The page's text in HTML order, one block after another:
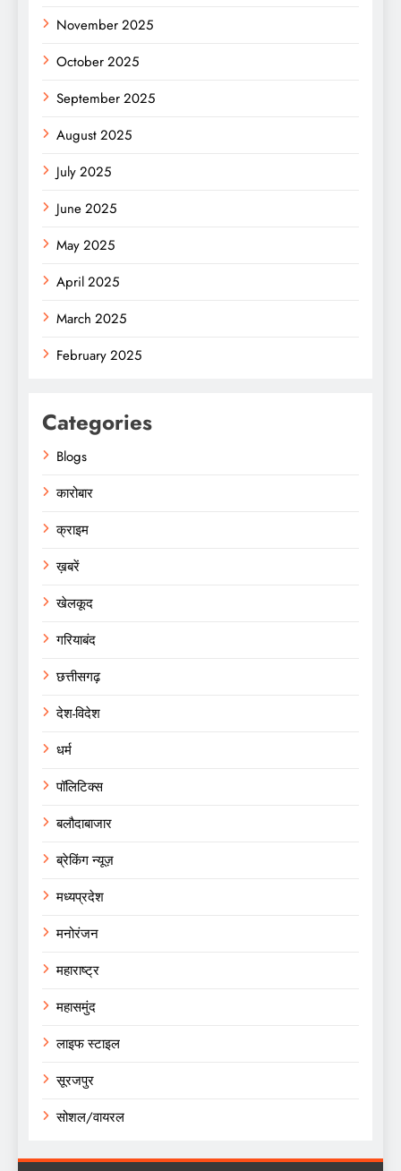
November 2025
October 2025
September 2025
August 2025
July 2025
June 2025
May 2025
April 2025
March 2025
February 2025
Categories
Blogs
कारोबार
क्राइम
ख़बरें
खेलकूद
गरियाबंद
छत्तीसगढ़
देश-विदेश
धर्म
पॉलिटिक्स
बलौदाबाजार
ब्रेकिंग न्यूज़
मध्यप्रदेश
मनोरंजन
महाराष्ट्र
महासमुंद
लाइफ स्टाइल
सूरजपुर
सोशल/वायरल